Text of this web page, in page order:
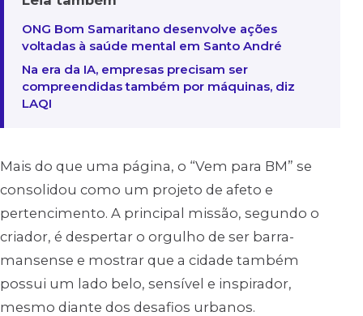
ONG Bom Samaritano desenvolve ações
voltadas à saúde mental em Santo André
Na era da IA, empresas precisam ser
compreendidas também por máquinas, diz
LAQI
Mais do que uma página, o “Vem para BM” se
consolidou como um projeto de afeto e
pertencimento. A principal missão, segundo o
criador, é despertar o orgulho de ser barra-
mansense e mostrar que a cidade também
possui um lado belo, sensível e inspirador,
mesmo diante dos desafios urbanos.